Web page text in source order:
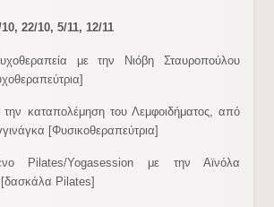
22/10, 5/11, 12/11
με την Νιόβη Σταυροπούλου
την καταπολέμηση του Λεμφοιδήματος, από
[Φυσικοθεραπεύτρια]
Pilates/Yogasession με την Αϊνόλα
Pilates]